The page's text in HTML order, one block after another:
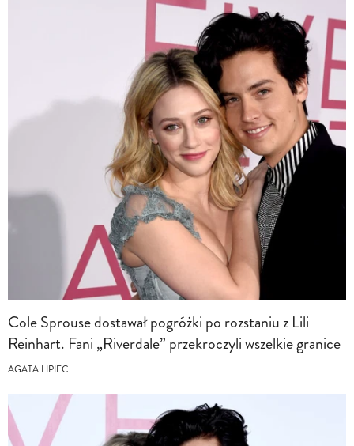
Cole Sprouse dostawał pogróżki po rozstaniu z Lili
Reinhart. Fani „Riverdale” przekroczyli wszelkie granice
AGATA LIPIEC